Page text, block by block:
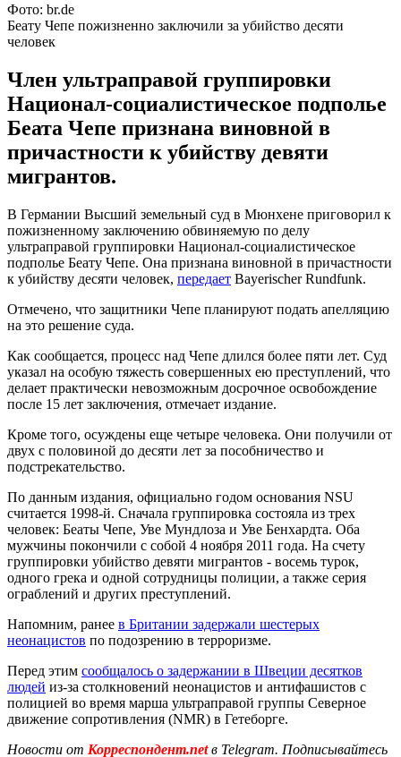
Фото: br.de
Беату Чепе пожизненно заключили за убийство десяти
человек
Член ультраправой группировки
Национал-социалистическое подполье
Беата Чепе признана виновной в
причастности к убийству девяти
мигрантов.
В Германии Высший земельный суд в Мюнхене приговорил к
пожизненному заключению обвиняемую по делу
ультраправой группировки Национал-социалистическое
подполье Беату Чепе. Она признана виновной в причастности
к убийству десяти человек, передает Bayerischer Rundfunk.
Отмечено, что защитники Чепе планируют подать апелляцию
на это решение суда.
Как сообщается, процесс над Чепе длился более пяти лет. Суд
указал на особую тяжесть совершенных ею преступлений, что
делает практически невозможным досрочное освобождение
после 15 лет заключения, отмечает издание.
Кроме того, осуждены еще четыре человека. Они получили от
двух с половиной до десяти лет за пособничество и
подстрекательство.
По данным издания, официально годом основания NSU
считается 1998-й. Сначала группировка состояла из трех
человек: Беаты Чепе, Уве Мундлоза и Уве Бенхардта. Оба
мужчины покончили с собой 4 ноября 2011 года. На счету
группировки убийство девяти мигрантов - восемь турок,
одного грека и одной сотрудницы полиции, а также серия
ограблений и других преступлений.
Напомним, ранее в Британии задержали шестерых
неонацистов по подозрению в терроризме.
Перед этим сообщалось о задержании в Швеции десятков
людей из-за столкновений неонацистов и антифашистов с
полицией во время марша ультраправой группы Северное
движение сопротивления (NMR) в Гетеборге.
Новости от Корреспондент.netв Telegram. Подписывайтесь